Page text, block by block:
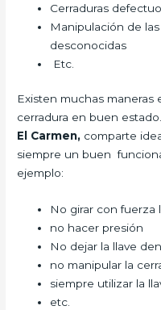
Cerraduras
Manipulación de
desconocidas
Etc.
Existen muchas
cerradura en buen
El Carmen, comparte
siempre un buen
ejemplo:
No girar con fuerza
no hacer presión
No dejar la llave
no manipular la
siempre utilizar la
etc.